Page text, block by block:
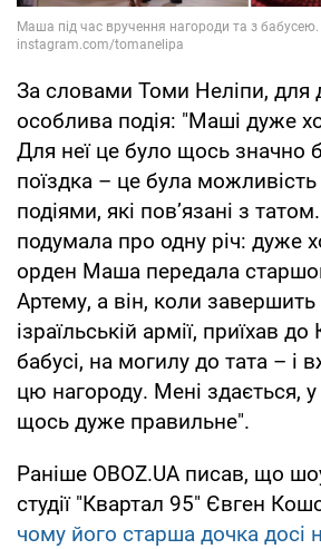
За словами Томи Неліпи, для
особлива подія: "Маші дуже
Для неї це було щось значно
поїздка – це була
подіями, які пов’язані з татом.
подумала про одну річ: дуже
орден Маша передала
Артему, а він, коли
ізраїльській армії, приїхав
бабусі, на могилу до тата – і
цю нагороду. Мені здається,
щось дуже правильне".
Раніше OBOZ.UA писав, що
студії "Квартал 95" Євген
чому його старша дочка досі